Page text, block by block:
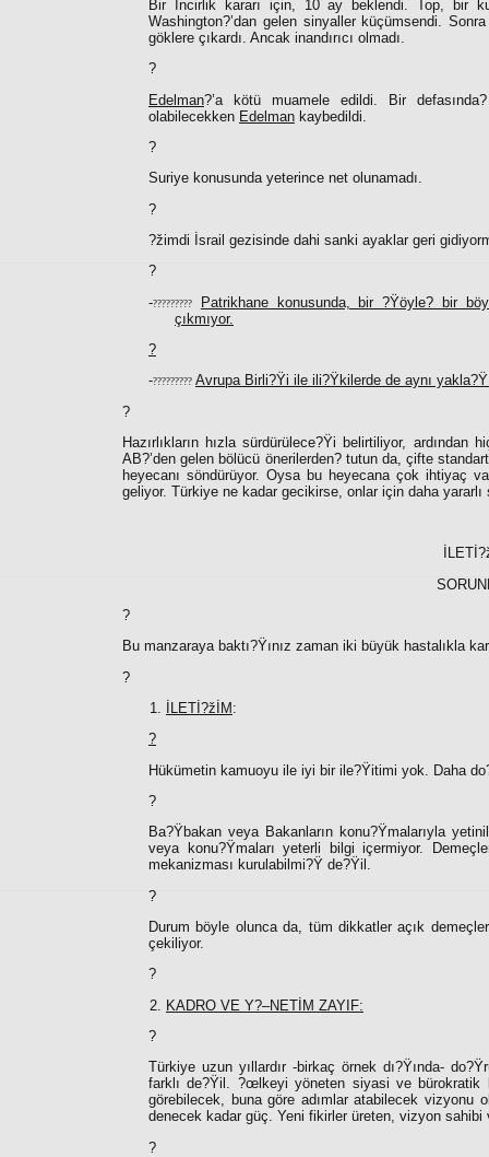
Bir İncirlik kararı için, 10 ay beklendi. Top, bir
Washington?’dan gelen sinyaller küçümsendi.
göklere çıkardı. Ancak inandırıcı olmadı.
?
Edelman?’a kötü muamele edildi. Bir
olabilecekken Edelman kaybedildi.
?
Suriye konusunda yeterince net olunamadı.
?
?žimdi İsrail gezisinde dahi sanki ayaklar geri
?
-?????????
Patrikhane konusunda, bir ?Ÿöyle? bir
çıkmıyor.
?
-????????? Avrupa Birli?Ÿi ile ili?Ÿkilerde de aynı
?
Hazırlıkların hızla sürdürülece?Ÿi belirtiliyor,
AB?’den gelen bölücü önerilerden? tutun da, çifte
heyecanı söndürüyor. Oysa bu heyecana çok ihtiyaç
geliyor. Türkiye ne kadar gecikirse, onlar için daha yararlı
?
Bu manzaraya baktı?Ÿınız zaman iki büyük hastalıkla
?
İLETİ?žİM :
?
Hükümetin kamuoyu ile iyi bir ile?Ÿitimi yok. Daha
?
Ba?Ÿbakan veya Bakanların konu?Ÿmalarıyla
veya konu?Ÿmaları yeterli bilgi içermiyor.
mekanizması kurulabilmi?Ÿ de?Ÿil.
?
Durum böyle olunca da, tüm dikkatler açık
çekiliyor.
?
KADRO VE Y?–NETİM ZAYIF:
?
Türkiye uzun yıllardır -birkaç örnek dı?Ÿında-
farklı de?Ÿil. ?œlkeyi yöneten siyasi ve bürokratik
görebilecek, buna göre adımlar atabilecek vizyonu
denecek kadar güç. Yeni fikirler üreten, vizyon sahibi
?